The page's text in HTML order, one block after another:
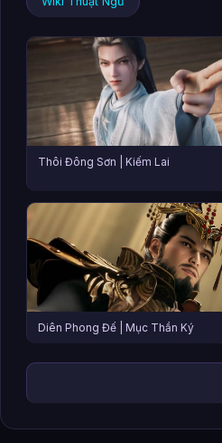
Thôi Đông Sơn | Kiếm Lai
Diên Phong Đế | Mục Thần Ký